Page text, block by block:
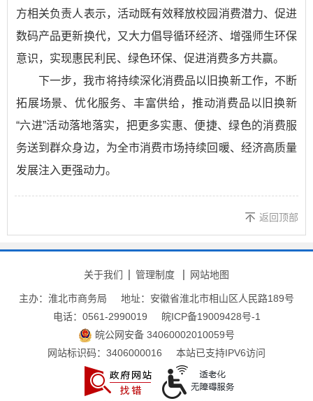
方相关负责人表示，活动既有效释放校园消费潜力、促进
数码产品更新换代，又大力倡导循环经济、增强师生环保
意识，实现惠民利民、绿色环保、促进消费多方共赢。
下一步，我市将持续深化消费品以旧换新工作，不断
拓展场景、优化服务、丰富供给，推动消费品以旧换新
“六进”活动落地落实，把更多实惠、便捷、绿色的消费服
务送到群众身边，为全市消费市场持续回暖、经济高质量
发展注入更强动力。
返回顶部
关于我们 管理制度 网站地图
主办：淮北市商务局
地址：安徽省淮北市相山区人民路189号
电话：0561-2990019
皖ICP备19009428号-1
皖公网安备 34060002010059号
网站标识码：3406000016
本站已支持IPV6访问